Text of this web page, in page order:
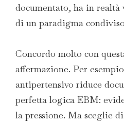
documentato, ha in realtà
di un paradigma
Concordo molto con
affermazione. Per
antipertensivo riduce
perfetta logica EBM:
la pressione. Ma sceglie